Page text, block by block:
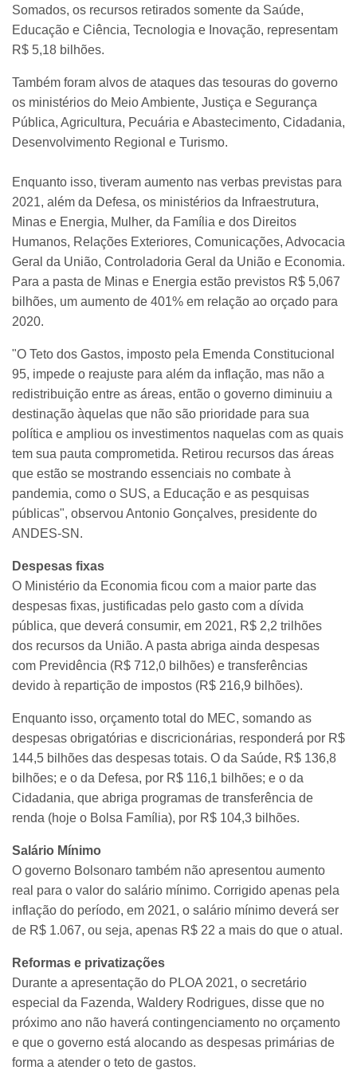
Somados, os recursos retirados somente da Saúde,
Educação e Ciência, Tecnologia e Inovação, representam
R$ 5,18 bilhões.
Também foram alvos de ataques das tesouras do governo
os ministérios do Meio Ambiente, Justiça e Segurança
Pública, Agricultura, Pecuária e Abastecimento, Cidadania,
Desenvolvimento Regional e Turismo.
Enquanto isso, tiveram aumento nas verbas previstas para
2021, além da Defesa, os ministérios da Infraestrutura,
Minas e Energia, Mulher, da Família e dos Direitos
Humanos, Relações Exteriores, Comunicações, Advocacia
Geral da União, Controladoria Geral da União e Economia.
Para a pasta de Minas e Energia estão previstos R$ 5,067
bilhões, um aumento de 401% em relação ao orçado para
2020.
"O Teto dos Gastos, imposto pela Emenda Constitucional
95, impede o reajuste para além da inflação, mas não a
redistribuição entre as áreas, então o governo diminuiu a
destinação àquelas que não são prioridade para sua
política e ampliou os investimentos naquelas com as quais
tem sua pauta comprometida. Retirou recursos das áreas
que estão se mostrando essenciais no combate à
pandemia, como o SUS, a Educação e as pesquisas
públicas", observou Antonio Gonçalves, presidente do
ANDES-SN.
Despesas fixas
O Ministério da Economia ficou com a maior parte das
despesas fixas, justificadas pelo gasto com a dívida
pública, que deverá consumir, em 2021, R$ 2,2 trilhões
dos recursos da União. A pasta abriga ainda despesas
com Previdência (R$ 712,0 bilhões) e transferências
devido à repartição de impostos (R$ 216,9 bilhões).
Enquanto isso, orçamento total do MEC, somando as
despesas obrigatórias e discricionárias, responderá por R$
144,5 bilhões das despesas totais. O da Saúde, R$ 136,8
bilhões; e o da Defesa, por R$ 116,1 bilhões; e o da
Cidadania, que abriga programas de transferência de
renda (hoje o Bolsa Família), por R$ 104,3 bilhões.
Salário Mínimo
O governo Bolsonaro também não apresentou aumento
real para o valor do salário mínimo. Corrigido apenas pela
inflação do período, em 2021, o salário mínimo deverá ser
de R$ 1.067, ou seja, apenas R$ 22 a mais do que o atual.
Reformas e privatizações
Durante a apresentação do PLOA 2021, o secretário
especial da Fazenda, Waldery Rodrigues, disse que no
próximo ano não haverá contingenciamento no orçamento
e que o governo está alocando as despesas primárias de
forma a atender o teto de gastos.